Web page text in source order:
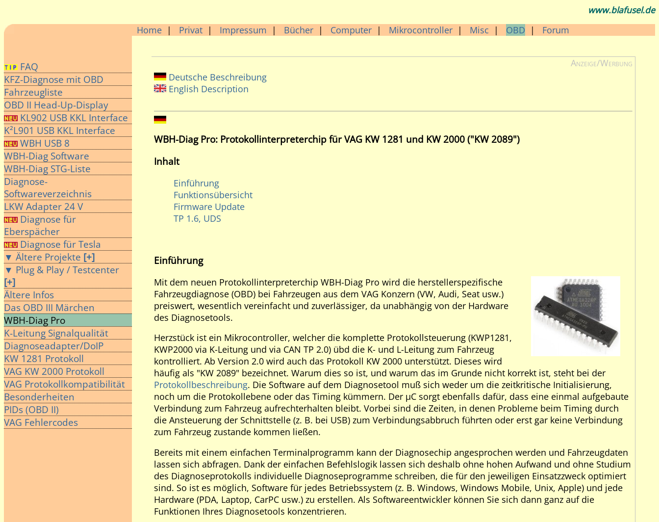
www.blafusel.de
Home | Privat | Impressum | Bücher | Computer | Mikrocontroller | Misc | OBD | Forum
FAQ
KFZ-Diagnose mit OBD
Fahrzeugliste
OBD II Head-Up-Display
KL902 USB KKL Interface
K²L901 USB KKL Interface
WBH USB 8
WBH-Diag Software
WBH-Diag STG-Liste
Diagnose-
Softwareverzeichnis
LKW Adapter 24 V
Diagnose für
Eberspächer
Diagnose für Tesla
▼ Ältere Projekte [+]
▼ Plug & Play / Testcenter
[+]
Ältere Infos
Das OBD III Märchen
WBH-Diag Pro
K-Leitung Signalqualität
Diagnoseadapter/DoIP
KW 1281 Protokoll
VAG KW 2000 Protokoll
VAG Protokollkompatibilität
Besonderheiten
PIDs (OBD II)
VAG Fehlercodes
Anzeige/Werbung
Deutsche Beschreibung
English Description
WBH-Diag Pro: Protokollinterpreterchip für VAG KW 1281 und KW 2000 ("KW 2089")
Inhalt
Einführung
Funktionsübersicht
Firmware Update
TP 1.6, UDS
Einführung
Mit dem neuen Protokollinterpreterchip WBH-Diag Pro wird die herstellerspezifische
Fahrzeugdiagnose (OBD) bei Fahrzeugen aus dem VAG Konzern (VW, Audi, Seat usw.)
preiswert, wesentlich vereinfacht und zuverlässiger, da unabhängig von der Hardware
des Diagnosetools.
Herzstück ist ein Mikrocontroller, welcher die komplette Protokollsteuerung (KWP1281,
KWP2000 via K-Leitung und via CAN TP 2.0) übd die K- und L-Leitung zum Fahrzeug
kontrolliert. Ab Version 2.0 wird auch das Protokoll KW 2000 unterstützt. Dieses wird
häufig als "KW 2089" bezeichnet. Warum dies so ist, und warum das im Grunde nicht korrekt ist, steht bei der
Protokollbeschreibung. Die Software auf dem Diagnosetool muß sich weder um die zeitkritische Initialisierung,
noch um die Protokollebene oder das Timing kümmern. Der µC sorgt ebenfalls dafür, dass eine einmal aufgebaute
Verbindung zum Fahrzeug aufrechterhalten bleibt. Vorbei sind die Zeiten, in denen Probleme beim Timing durch
die Ansteuerung der Schnittstelle (z. B. bei USB) zum Verbindungsabbruch führten oder erst gar keine Verbindung
zum Fahrzeug zustande kommen ließen.
Bereits mit einem einfachen Terminalprogramm kann der Diagnosechip angesprochen werden und Fahrzeugdaten
lassen sich abfragen. Dank der einfachen Befehlslogik lassen sich deshalb ohne hohen Aufwand und ohne Studium
des Diagnoseprotokolls individuelle Diagnoseprogramme schreiben, die für den jeweiligen Einsatzzweck optimiert
sind. So ist es möglich, Software für jedes Betriebssystem (z. B. Windows, Windows Mobile, Unix, Apple) und jede
Hardware (PDA, Laptop, CarPC usw.) zu erstellen. Als Softwareentwickler können Sie sich dann ganz auf die
Funktionen Ihres Diagnosetools konzentrieren.